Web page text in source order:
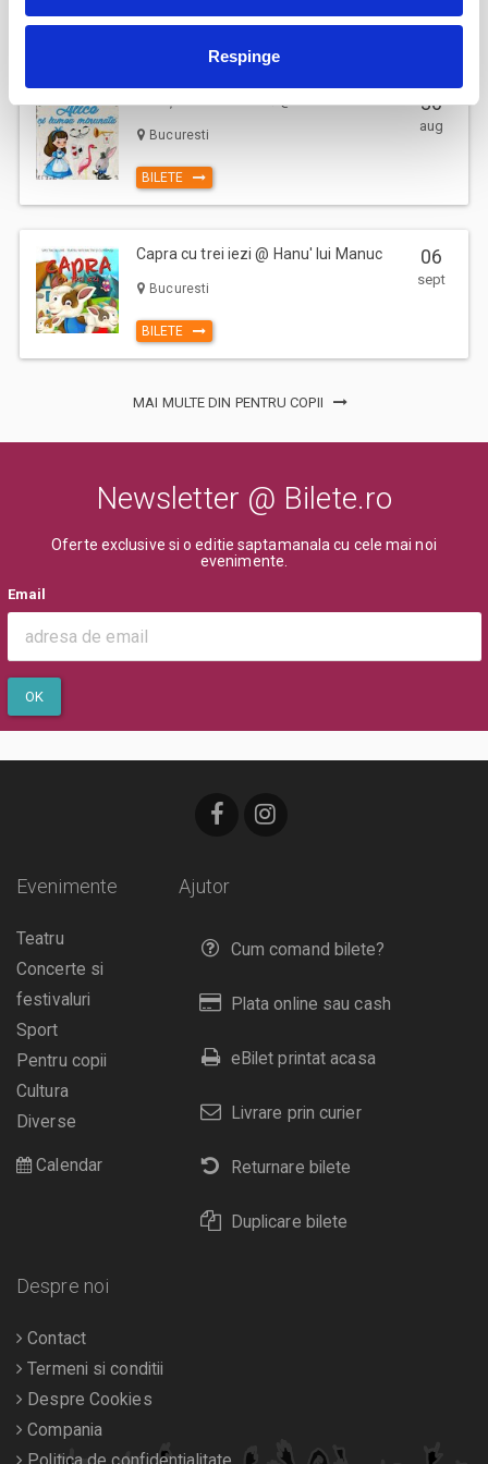
Respinge
dupa inceperea spectacolului/evenimentului.
BILETE
Alice și lumea minunată @ Hanu’ lui Manuc
Bucuresti
BILETE
30
aug
Capra cu trei iezi @ Hanu' lui Manuc
Bucuresti
BILETE
06
sept
MAI MULTE DIN PENTRU COPII
Newsletter @ Bilete.ro
Oferte exclusive si o editie saptamanala cu cele mai noi
evenimente.
Email
OK
Ajutor
Cum comand bilete?
Plata online sau cash
eBilet printat acasa
Livrare prin curier
Returnare bilete
Duplicare bilete
Evenimente
Teatru
Concerte si
festivaluri
Sport
Pentru copii
Cultura
Diverse
Calendar
Despre noi
Contact
Termeni si conditii
Despre Cookies
Compania